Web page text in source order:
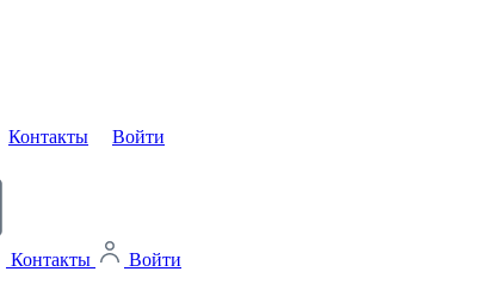
Контакты Войти
Контакты Войти